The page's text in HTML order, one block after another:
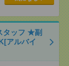
タッフ ★副
アルバイ